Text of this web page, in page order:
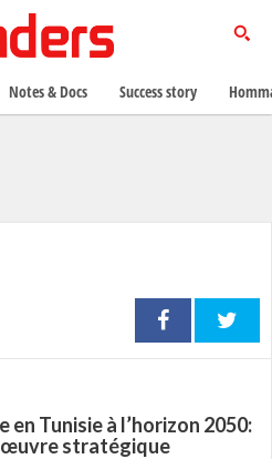
Tunisie à l’horizon 2050:
stratégique
Notes & Docs Success story